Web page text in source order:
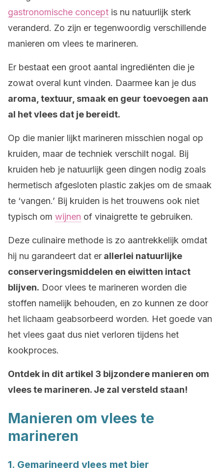
gastronomische concept is nu natuurlijk sterk
veranderd. Zo zijn er tegenwoordig verschillende
manieren om vlees te marineren.
Er bestaat een groot aantal ingrediënten die je
zowat overal kunt vinden. Daarmee kan je dus
aroma, textuur, smaak en geur toevoegen aan
al het vlees dat je bereidt.
Op die manier lijkt marineren misschien nogal op
kruiden, maar de techniek verschilt nogal. Bij
kruiden heb je natuurlijk geen dingen nodig zoals
hermetisch afgesloten plastic zakjes om de smaak
te ‘vangen.’ Bij kruiden is het trouwens ook niet
typisch om wijnen of vinaigrette te gebruiken.
Deze culinaire methode is zo aantrekkelijk omdat
hij nu garandeert dat er allerlei natuurlijke
conserveringsmiddelen en eiwitten intact
blijven. Door vlees te marineren worden die
stoffen namelijk behouden, en zo kunnen ze door
het lichaam geabsorbeerd worden. Het goede van
het vlees gaat dus niet verloren tijdens het
kookproces.
Ontdek in dit artikel 3 bijzondere manieren om
vlees te marineren. Je zal versteld staan!
Manieren om vlees te
marineren
1. Gemarineerd vlees met bier